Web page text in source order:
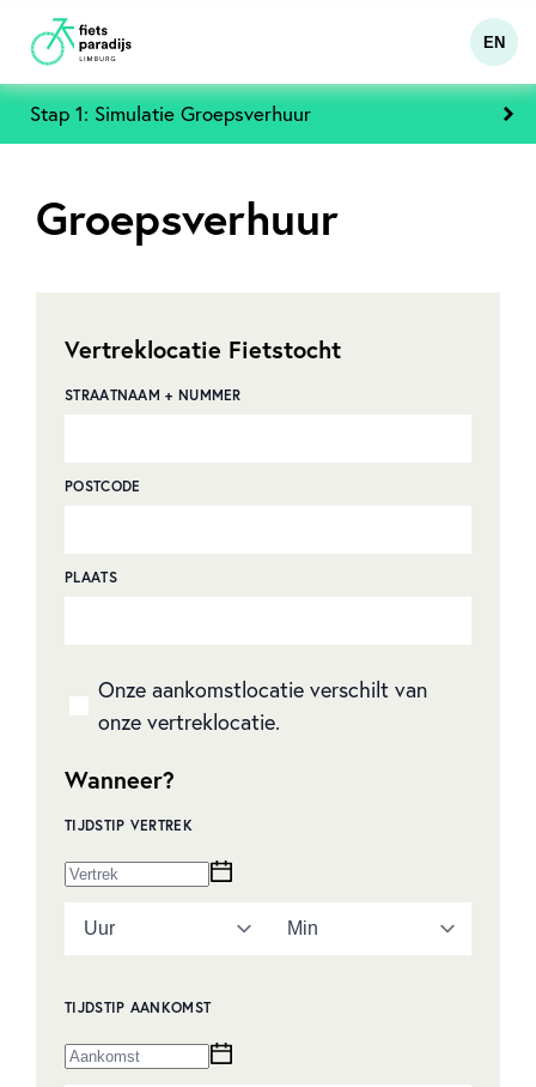
EN
Stap 1: Simulatie Groepsverhuur
Groepsverhuur
Vertreklocatie Fietstocht
STRAATNAAM + NUMMER
POSTCODE
PLAATS
Onze aankomstlocatie verschilt van
onze vertreklocatie.
Wanneer?
TIJDSTIP VERTREK
TIJDSTIP AANKOMST